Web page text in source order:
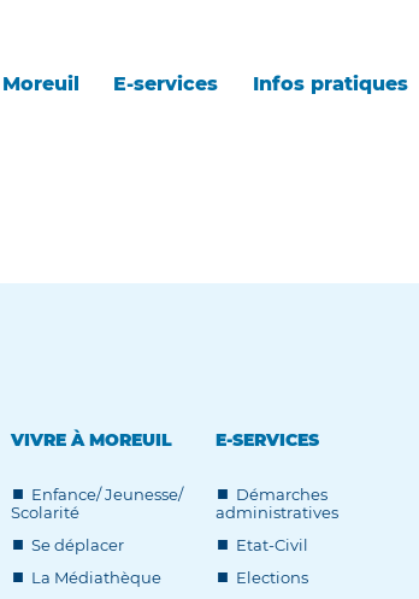
E-services Infos pratiques
VIVRE À MOREUIL
Enfance/ Jeunesse/
Scolarité
Se déplacer
La Médiathèque
E-SERVICES
Démarches
administratives
Etat-Civil
Elections